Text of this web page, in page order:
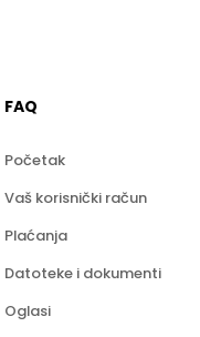
FAQ
Početak
Vaš korisnički račun
Plaćanja
Datoteke i dokumenti
Oglasi